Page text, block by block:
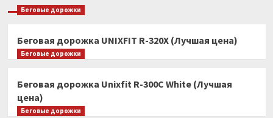
Беговые дорожки
Беговая дорожка UNIXFIT R-320X (Лучшая цена)
Беговые дорожки
Беговая дорожка Unixfit R-300C White (Лучшая
цена)
Беговые дорожки